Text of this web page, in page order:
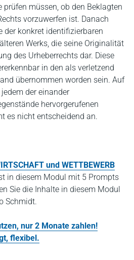
prüfen müssen, ob den Beklagten
vorzuwerfen ist. Danach
der konkret identifizierbaren
Werks, die seine Originalität
des Urheberrechts dar. Diese
in den als verletzend
übernommen worden sein. Auf
der einander
hervorgerufenen
es nicht entscheidend an.
und WETTBEWERB
in diesem Modul mit 5 Prompts
Sie die Inhalte in diesem Modul
Schmidt.
nur 2 Monate zahlen!
flexibel.